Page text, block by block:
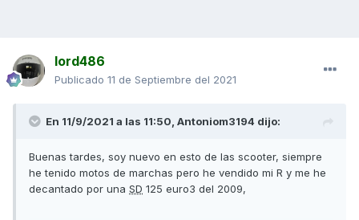
lord486
Publicado 11 de Septiembre del 2021
En 11/9/2021 a las 11:50, Antoniom3194 dijo:
Buenas tardes, soy nuevo en esto de las scooter, siempre
he tenido motos de marchas pero he vendido mi R y me he
decantado por una SD 125 euro3 del 2009,